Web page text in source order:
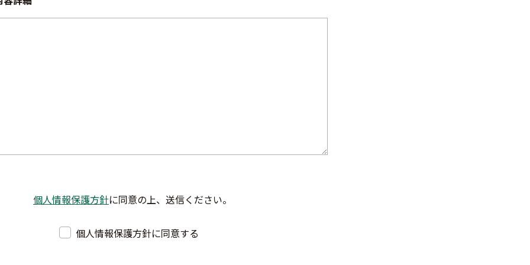
個人情報保護方針に同意の上、送信ください。
個人情報保護方針に同意する